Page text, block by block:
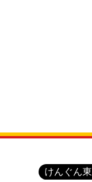
けんぐん